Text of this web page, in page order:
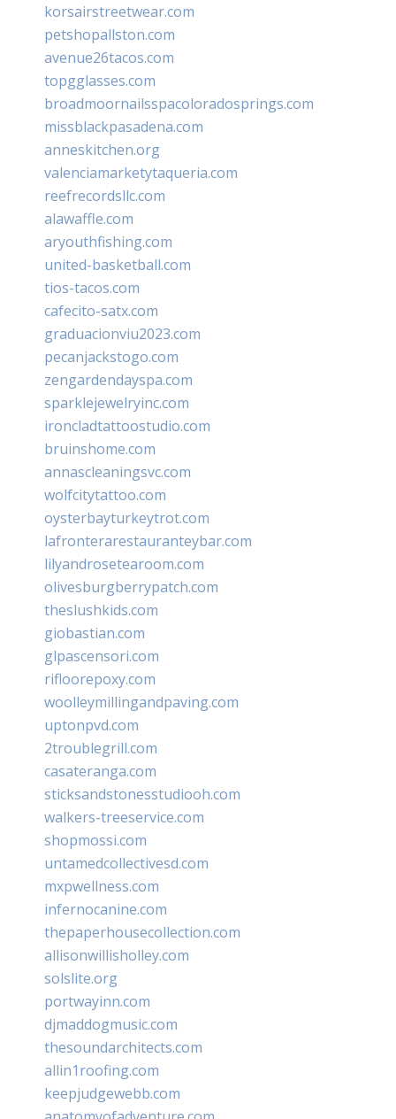
korsairstreetwear.com
petshopallston.com
avenue26tacos.com
topgglasses.com
broadmoornailsspacoloradosprings.com
missblackpasadena.com
anneskitchen.org
valenciamarketytaqueria.com
reefrecordsllc.com
alawaffle.com
aryouthfishing.com
united-basketball.com
tios-tacos.com
cafecito-satx.com
graduacionviu2023.com
pecanjackstogo.com
zengardendayspa.com
sparklejewelryinc.com
ironcladtattoostudio.com
bruinshome.com
annascleaningsvc.com
wolfcitytattoo.com
oysterbayturkeytrot.com
lafronterarestauranteybar.com
lilyandrosetearoom.com
olivesburgberrypatch.com
theslushkids.com
giobastian.com
glpascensori.com
rifloorepoxy.com
woolleymillingandpaving.com
uptonpvd.com
2troublegrill.com
casateranga.com
sticksandstonesstudiooh.com
walkers-treeservice.com
shopmossi.com
untamedcollectivesd.com
mxpwellness.com
infernocanine.com
thepaperhousecollection.com
allisonwillisholley.com
solslite.org
portwayinn.com
djmaddogmusic.com
thesoundarchitects.com
allin1roofing.com
keepjudgewebb.com